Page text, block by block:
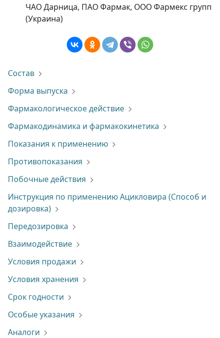
ЧАО Дарница, ПАО Фармак, ООО Фармекс групп
(Украина)
Состав
Форма выпуска
Фармакологическое действие
Фармакодинамика и фармакокинетика
Показания к применению
Противопоказания
Побочные действия
Инструкция по применению Ацикловира (Способ и
дозировка)
Передозировка
Взаимодействие
Условия продажи
Условия хранения
Срок годности
Особые указания
Аналоги